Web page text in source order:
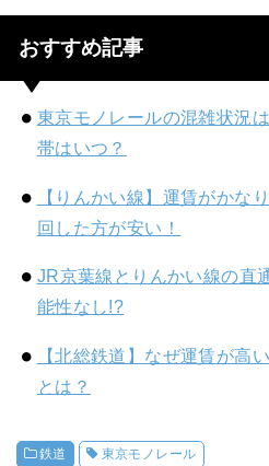
おすすめ記事
東京モノレールの混雑状況
帯はいつ？
【りんかい線】運賃がかな
回した方が安い！
JR京葉線とりんかい線の直
能性なし!?
【北総鉄道】なぜ運賃が高
とは？
鉄道 東京モノレール